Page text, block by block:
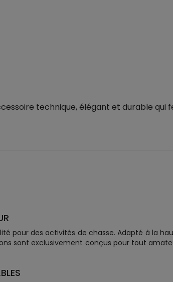
technique, élégant et durable qui
pour des activités de chasse. Adapté à la
sont exclusivement conçus pour tout